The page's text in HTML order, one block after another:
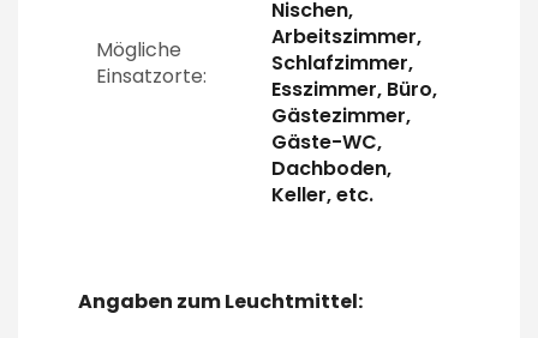
Mögliche
Einsatzorte:
Nischen,
Arbeitszimmer,
Schlafzimmer,
Esszimmer, Büro,
Gästezimmer,
Gäste-WC,
Dachboden,
Keller, etc.
Angaben zum Leuchtmittel: